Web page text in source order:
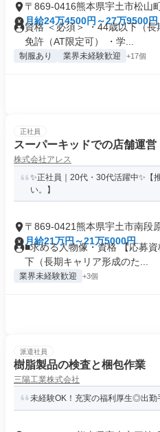
〒869-0416熊本県宇土市松山
月給24万4500円～27万9500円
資格 ＜必須＞ ・44歳以下（
免許（AT限定可） ・学...
制服あり 業界未経験歓迎 +17個
正社員
スーパーキッドでの店舗運営
株式会社アレス
✨正社員｜20代・30代活躍中✨【
い。】
〒869-0421熊本県宇土市南段
月給21万円～21万5000円
■求める人物像・資格 【応募
下（長期キャリア形成のた...
業界未経験歓迎 +3個
派遣社員
樹脂製品の検査と梱包作業
三陽工業株式会社
未経験OK！充実の福利厚生◎出勤